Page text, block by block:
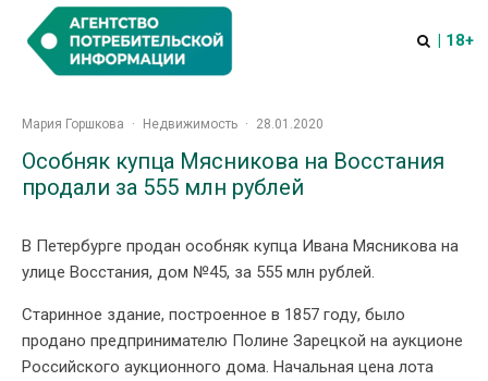
| 18+
Мария Горшкова · Недвижимость · 28.01.2020
Особняк купца Мясникова на Восстания
продали за 555 млн рублей
В Петербурге продан особняк купца Ивана Мясникова на
улице Восстания, дом №45, за 555 млн рублей.
Старинное здание, построенное в 1857 году, было
продано предпринимателю Полине Зарецкой на аукционе
Российского аукционного дома. Начальная цена лота